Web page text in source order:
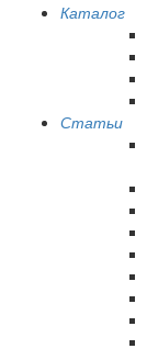
Каталог
Статьи